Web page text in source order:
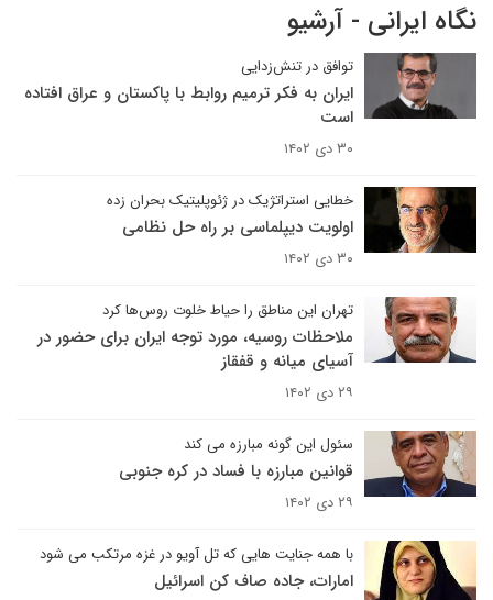
نگاه ایرانی - آرشیو
توافق در تنش‌زدایی
ایران به فکر ترمیم روابط با پاکستان و عراق افتاده
است
۳۰ دی ۱۴۰۲
خطایی استراتژیک در ژئوپلیتیک بحران زده
اولویت دیپلماسی بر راه حل نظامی
۳۰ دی ۱۴۰۲
تهران این مناطق را حیاط خلوت روس‌ها کرد
ملاحظات روسیه، مورد توجه ایران برای حضور در
آسیای میانه و قفقاز
۲۹ دی ۱۴۰۲
سئول این گونه مبارزه می کند
قوانین مبارزه با فساد در کره جنوبی
۲۹ دی ۱۴۰۲
با همه جنایت هایی که تل آویو در غزه مرتکب می شود
امارات، جاده صاف کن اسرائیل